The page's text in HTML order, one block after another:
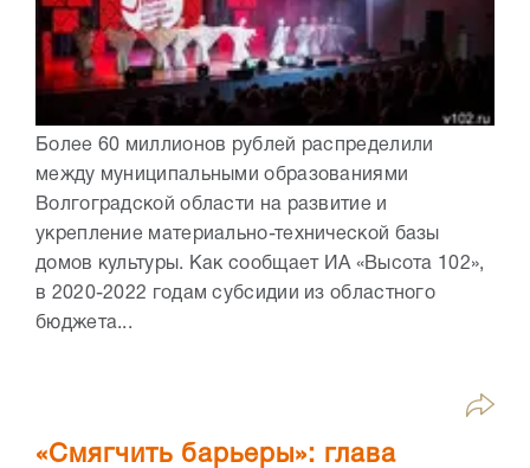
Более 60 миллионов рублей распределили
между муниципальными образованиями
Волгоградской области на развитие и
укрепление материально-технической базы
домов культуры. Как сообщает ИА «Высота 102»,
в 2020-2022 годам субсидии из областного
бюджета...
«Смягчить барьеры»: глава